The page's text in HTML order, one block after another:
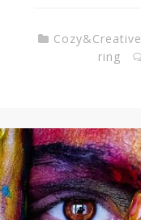
Cozy&Creative
ring